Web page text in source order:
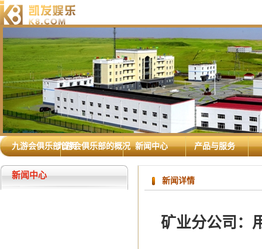
九游会俱乐部首页九游会俱乐部的概况 新闻中心 产品与服务
新闻中心
新闻详情
矿业分公司：